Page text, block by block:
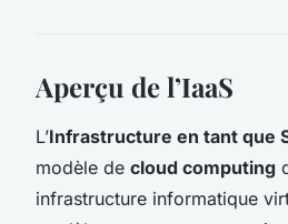
Aperçu de l’IaaS
L’Infrastructure en tant que
modèle de cloud computing
infrastructure informatique